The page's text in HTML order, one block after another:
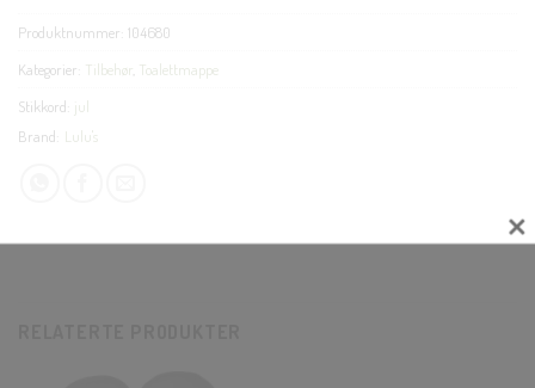
Produktnummer: 104680
Kategorier:
Tilbehør Toalettmappe
Stikkord: jul
Brand: Lulu's